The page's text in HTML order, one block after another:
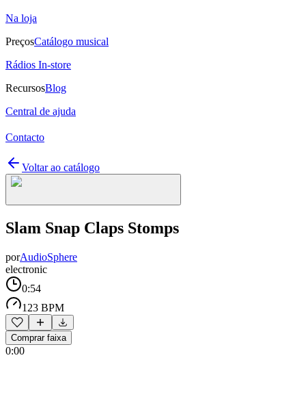
Na loja
PreçosCatálogo musical
Rádios In-store
RecursosBlog
Central de ajuda
Contacto
Voltar ao catálogo
Slam Snap Claps Stomps
porAudioSphere
electronic
0:54
123 BPM
Comprar faixa
0:00